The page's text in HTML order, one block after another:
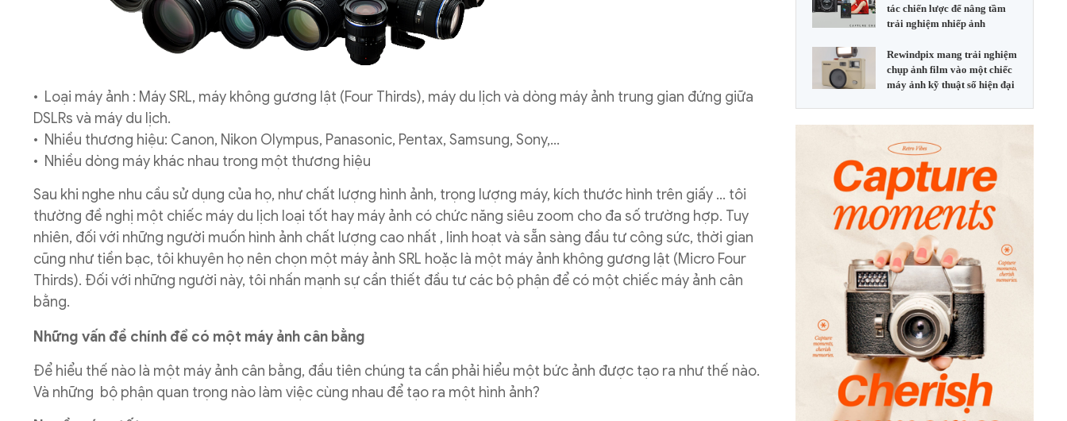
• Loại máy ảnh : Máy SRL, máy không gương lật (Four Thirds), máy du lịch và dòng máy ảnh trung gian đứng giữa
DSLRs và máy du lịch.
• Nhiều thương hiệu: Canon, Nikon Olympus, Panasonic, Pentax, Samsung, Sony,…
• Nhiều dòng máy khác nhau trong một thương hiệu
Sau khi nghe nhu cầu sử dụng của họ, như chất lượng hình ảnh, trọng lượng máy, kích thước hình trên giấy … tôi
thường đề nghị một chiếc máy du lịch loại tốt hay máy ảnh có chức năng siêu zoom cho đa số trường hợp. Tuy
nhiên, đối với những người muốn hình ảnh chất lượng cao nhất , linh hoạt và sẵn sàng đầu tư công sức, thời gian
cũng như tiền bạc, tôi khuyên họ nên chọn một máy ảnh SRL hoặc là một máy ảnh không gương lật (Micro Four
Thirds). Đối với những người này, tôi nhấn mạnh sự cần thiết đầu tư các bộ phận để có một chiếc máy ảnh cân
bằng.
Những vấn đề chính để có một máy ảnh cân bằng
Để hiểu thế nào là một máy ảnh cân bằng, đầu tiên chúng ta cần phải hiểu một bức ảnh được tạo ra như thế nào.
Và những bộ phận quan trọng nào làm việc cùng nhau để tạo ra một hình ảnh?
tác chiến lược để nâng tầm
trải nghiệm nhiếp ảnh
Rewindpix mang trải nghiệm
chụp ảnh film vào một chiếc
máy ảnh kỹ thuật số hiện đại